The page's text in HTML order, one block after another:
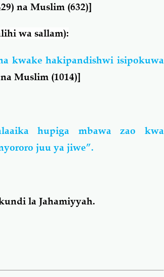
na Muslim (632)]
wa sallam):
kwake hakipandishwi isipokuwa
Muslim (1014)]
hupiga mbawa zao kwa
juu ya jiwe”.
la Jahamiyyah.